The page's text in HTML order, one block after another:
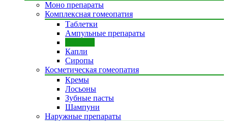
Моно препараты
Комплексная гомеопатия
Таблетки
Ампульные препараты
Капли
Сиропы
Косметическая гомеопатия
Кремы
Лосьоны
Зубные пасты
Шампуни
Наружные препараты